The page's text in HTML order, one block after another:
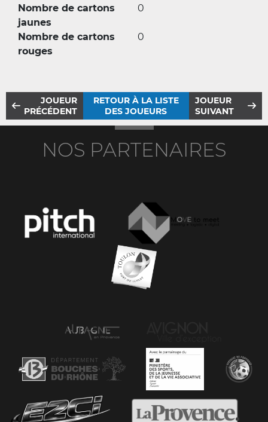
Nombre de cartons
jaunes
0
Nombre de cartons
rouges
0
JOUEUR
PRÉCÉDENT
RETOUR À LA LISTE
DES JOUEURS
JOUEUR
SUIVANT
NOS PARTENAIRES